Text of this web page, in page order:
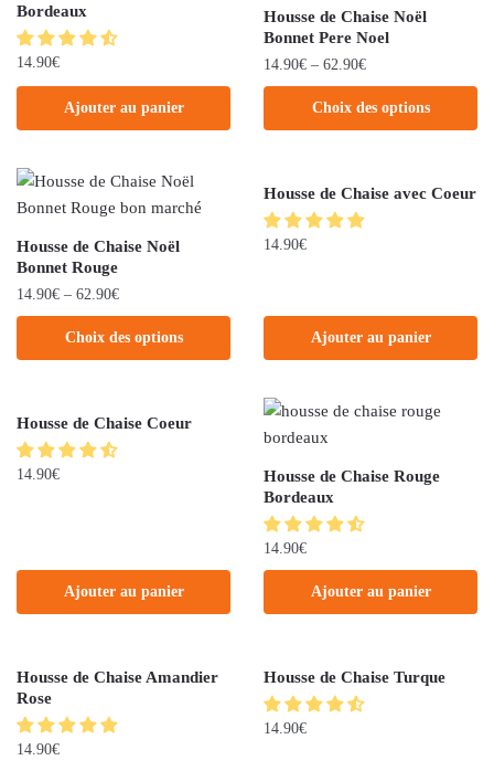
Bordeaux
14.90€
Ajouter au panier
Housse de Chaise Noël
Bonnet Pere Noel
14.90€ – 62.90€
Choix des options
Housse de Chaise Noël
Bonnet Rouge
14.90€ – 62.90€
Choix des options
Housse de Chaise avec Coeur
14.90€
Ajouter au panier
Housse de Chaise Coeur
14.90€
Ajouter au panier
Housse de Chaise Rouge
Bordeaux
14.90€
Ajouter au panier
Housse de Chaise Amandier
Rose
14.90€
Housse de Chaise Turque
14.90€